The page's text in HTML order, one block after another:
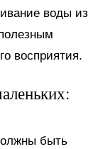
воды из
восприятия.
быть